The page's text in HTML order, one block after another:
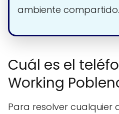
ambiente compartido.
Cuál es el
Working
Para resolver cualquier